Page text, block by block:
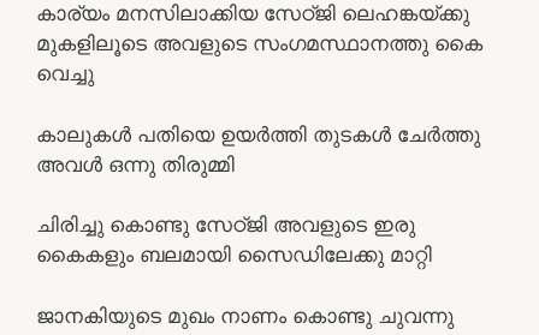
കാര്യം മനസിലാക്കിയ സേഠ്ജി ലെഹങ്കയ്ക്കു
മുകളിലൂടെ അവളുടെ സംഗമസ്ഥാനത്തു കൈ
വെച്ചു
കാലുകൾ പതിയെ ഉയർത്തി തുടകൾ ചേർത്തു
അവൾ ഒന്നു തിരുമ്മി
ചിരിച്ചു കൊണ്ടു സേഠ്ജി അവളുടെ ഇരു
കൈകളും ബലമായി സൈഡിലേക്കു മാറ്റി
ജാനകിയുടെ മുഖം നാണം കൊണ്ടു ചുവന്നു